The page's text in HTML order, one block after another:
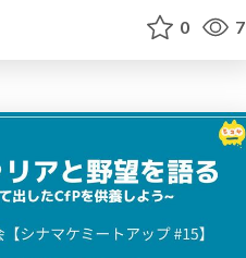
0 7